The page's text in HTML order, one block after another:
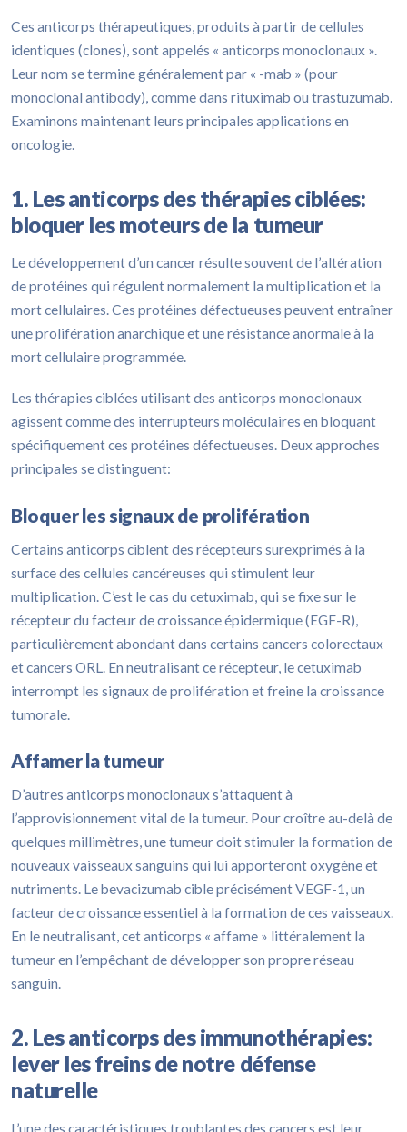
Ces anticorps thérapeutiques, produits à partir de cellules
identiques (clones), sont appelés « anticorps monoclonaux ».
Leur nom se termine généralement par « -mab » (pour
monoclonal antibody), comme dans rituximab ou trastuzumab.
Examinons maintenant leurs principales applications en
oncologie.
1. Les anticorps des thérapies ciblées:
bloquer les moteurs de la tumeur
Le développement d’un cancer résulte souvent de l’altération
de protéines qui régulent normalement la multiplication et la
mort cellulaires. Ces protéines défectueuses peuvent entraîner
une prolifération anarchique et une résistance anormale à la
mort cellulaire programmée.
Les thérapies ciblées utilisant des anticorps monoclonaux
agissent comme des interrupteurs moléculaires en bloquant
spécifiquement ces protéines défectueuses. Deux approches
principales se distinguent:
Bloquer les signaux de prolifération
Certains anticorps ciblent des récepteurs surexprimés à la
surface des cellules cancéreuses qui stimulent leur
multiplication. C’est le cas du cetuximab, qui se fixe sur le
récepteur du facteur de croissance épidermique (EGF-R),
particulièrement abondant dans certains cancers colorectaux
et cancers ORL. En neutralisant ce récepteur, le cetuximab
interrompt les signaux de prolifération et freine la croissance
tumorale.
Affamer la tumeur
D’autres anticorps monoclonaux s’attaquent à
l’approvisionnement vital de la tumeur. Pour croître au-delà de
quelques millimètres, une tumeur doit stimuler la formation de
nouveaux vaisseaux sanguins qui lui apporteront oxygène et
nutriments. Le bevacizumab cible précisément VEGF-1, un
facteur de croissance essentiel à la formation de ces vaisseaux.
En le neutralisant, cet anticorps « affame » littéralement la
tumeur en l’empêchant de développer son propre réseau
sanguin.
2. Les anticorps des immunothérapies:
lever les freins de notre défense
naturelle
L’une des caractéristiques troublantes des cancers est leur